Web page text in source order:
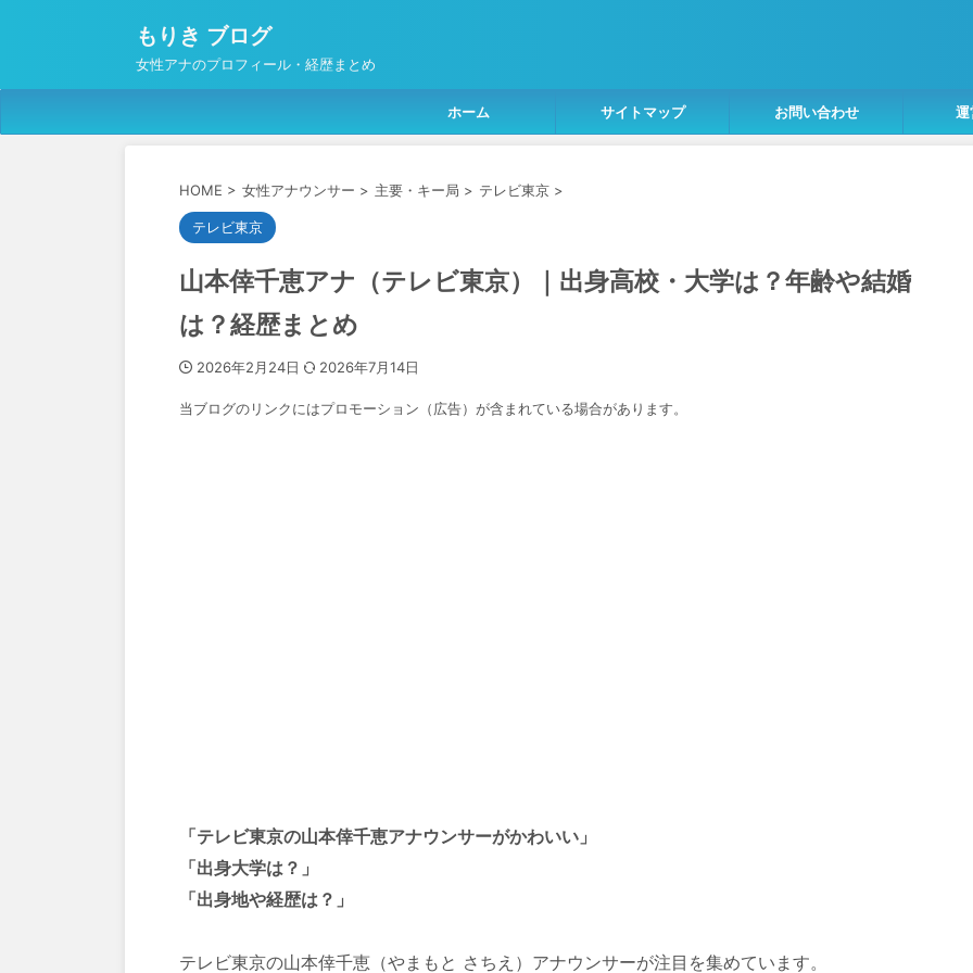
もりき ブログ
女性アナのプロフィール・経歴まとめ
ホーム サイトマップ お問い合わせ 運
HOME > 女性アナウンサー > 主要・キー局 > テレビ東京 >
テレビ東京
山本倖千恵アナ（テレビ東京）｜出身高校・大学は？年齢や結婚
は？経歴まとめ
2026年2月24日 2026年7月14日
当ブログのリンクにはプロモーション（広告）が含まれている場合があります。
「テレビ東京の山本倖千恵アナウンサーがかわいい」
「出身大学は？」
「出身地や経歴は？」
テレビ東京の山本倖千恵（やまもと さちえ）アナウンサーが注目を集めています。